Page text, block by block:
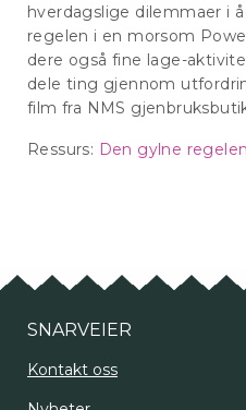
hverdagslige dilemmaer i
regelen i en morsom
dere også fine lage-
dele ting gjennom
film fra NMS
Ressurs: Den gylne regelen
SNARVEIER
Kontakt oss